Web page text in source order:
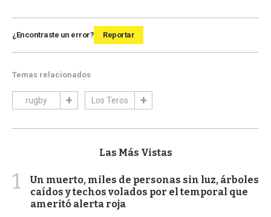
¿Encontraste un error? Reportar
Temas relacionados
rugby Los Teros
Las Más Vistas
1
Un muerto, miles de personas sin luz, árboles
caídos y techos volados por el temporal que
ameritó alerta roja